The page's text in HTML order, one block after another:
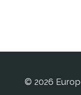
© 2026